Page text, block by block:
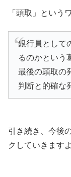
「頭取」という
銀行員として
るのかという
最後の頭取の
判断と的確な
引き続き、今後
クしていきますよ